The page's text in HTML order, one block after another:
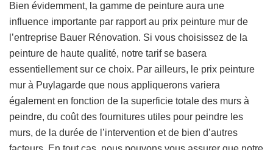
Bien évidemment, la gamme de peinture aura une
influence importante par rapport au prix peinture mur de
l’entreprise Bauer Rénovation. Si vous choisissez de la
peinture de haute qualité, notre tarif se basera
essentiellement sur ce choix. Par ailleurs, le prix peinture
mur à Puylagarde que nous appliquerons variera
également en fonction de la superficie totale des murs à
peindre, du coût des fournitures utiles pour peindre les
murs, de la durée de l’intervention et de bien d’autres